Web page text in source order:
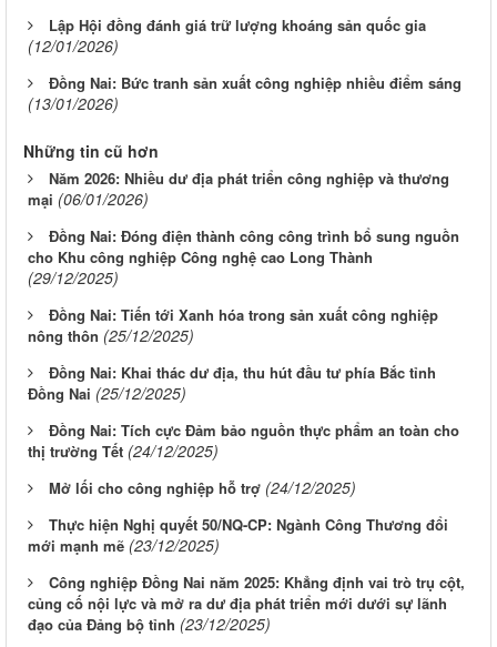
Lập Hội đồng đánh giá trữ lượng khoáng sản quốc gia
(12/01/2026)
Đồng Nai: Bức tranh sản xuất công nghiệp nhiều điểm sáng
(13/01/2026)
Những tin cũ hơn
Năm 2026: Nhiều dư địa phát triển công nghiệp và thương
mại (06/01/2026)
Đồng Nai: Đóng điện thành công công trình bổ sung nguồn
cho Khu công nghiệp Công nghệ cao Long Thành
(29/12/2025)
Đồng Nai: Tiến tới Xanh hóa trong sản xuất công nghiệp
nông thôn (25/12/2025)
Đồng Nai: Khai thác dư địa, thu hút đầu tư phía Bắc tỉnh
Đồng Nai (25/12/2025)
Đồng Nai: Tích cực Đảm bảo nguồn thực phẩm an toàn cho
thị trường Tết (24/12/2025)
Mở lối cho công nghiệp hỗ trợ (24/12/2025)
Thực hiện Nghị quyết 50/NQ-CP: Ngành Công Thương đổi
mới mạnh mẽ (23/12/2025)
Công nghiệp Đồng Nai năm 2025: Khẳng định vai trò trụ cột,
củng cố nội lực và mở ra dư địa phát triển mới dưới sự lãnh
đạo của Đảng bộ tỉnh (23/12/2025)